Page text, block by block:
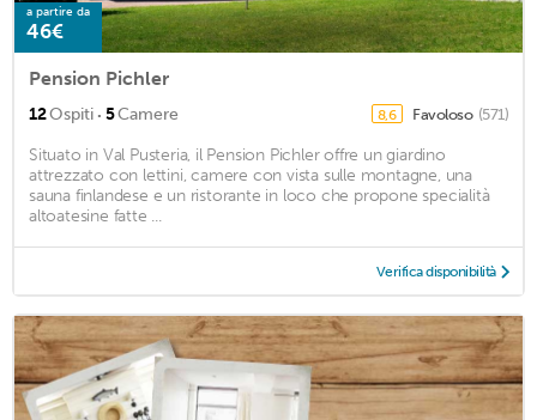
a partire da
46€
Pension Pichler
12Ospiti · 5Camere 8,6 Favoloso (571)
Situato in Val Pusteria, il Pension Pichler offre un giardino
attrezzato con lettini, camere con vista sulle montagne, una
sauna finlandese e un ristorante in loco che propone specialità
altoatesine fatte ...
Verifica disponibilità